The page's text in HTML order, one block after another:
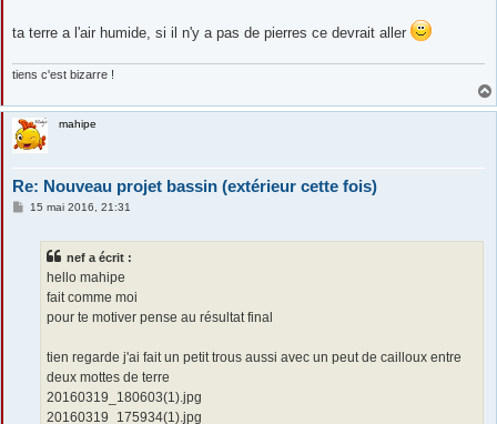
ta terre a l'air humide, si il n'y a pas de pierres ce devrait aller
tiens c'est bizarre !
mahipe
Re: Nouveau projet bassin (extérieur cette fois)
M
15 mai 2016, 21:31
nef a écrit :
hello mahipe
fait comme moi
pour te motiver pense au résultat final
tien regarde j'ai fait un petit trous aussi avec un peut de cailloux entre
deux mottes de terre
20160319_180603(1).jpg
20160319_175934(1).jpg